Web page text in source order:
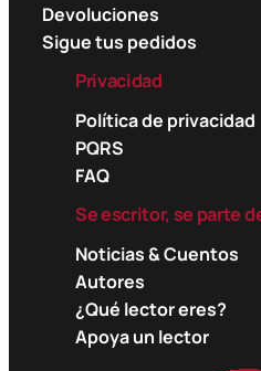
Devoluciones
Sigue tus pedidos
Privacidad
Política de privacidad
PQRS
FAQ
Se escritor, se parte
Noticias & Cuentos
Autores
¿Qué lector eres?
Apoya un lector